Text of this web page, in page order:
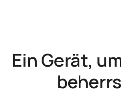
Ein Gerät,